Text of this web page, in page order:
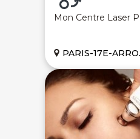
Mon Centre Laser
PARIS-17E-ARRONDISSEMENT (75)
Échange 1 an
LIENS
Nos 5
Notre charte
Les avis
Bien-être
On vous